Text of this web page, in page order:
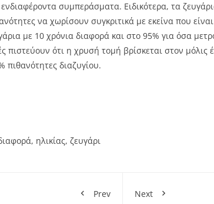
συμπεράσματα. Ειδικότερα, τα
να χωρίσουν συγκριτικά με εκείνα που
με 10 χρόνια διαφορά και στο 95% για όσα
πιστεύουν ότι η χρυσή τομή βρίσκεται στον
διαζυγίου.
, ηλικίας, ζευγάρι
Prev
Next